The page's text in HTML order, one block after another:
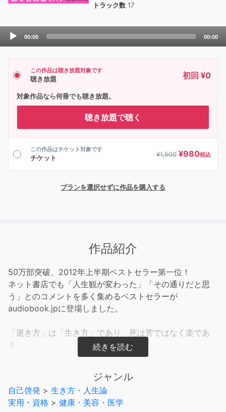
トラック数 17
Audio
00:00 00:00
この作品は聴き放題対象です
聴き放題 初回 ¥0
対象作品なら何冊でも聴き放題。
聴き放題で聴く
この作品はチケット対象です
チケット ¥1,500 ¥980税込
プランを選択せずに作品を購入する
作品紹介
50万部突破、2012年上半期ベストセラー第一位！
ネット書店でも「人生観が変わった」「その通りだと思
う」とのコメントを多く集めるベストセラーが
audiobook.jpに登場しました。
「逝き方」は「生き方」であり、死は苦ではなく楽であ
る。
自分の死に時を自分で決め、苦しまず幸せに最期を迎える
ピンピンコロリという言葉をご存知でしょうか。
この言葉のように、元気に長生きし、
ジャンル
自己啓発 > 生き方・人生論
実用・資格 > 健康・美容・医学